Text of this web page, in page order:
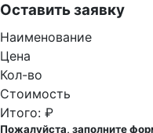
Оставить заявку
Наименование
Цена
Кол-во
Стоимость
Итого: ₽
Пожалуйста, заполните